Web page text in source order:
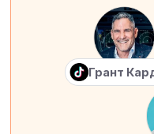
Грант